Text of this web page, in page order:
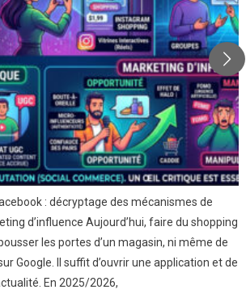
: décryptage des mécanismes de
d’influence Aujourd’hui, faire du shopping
les portes d’un magasin, ni même de
Google. Il suffit d’ouvrir une application et de
En 2025/2026,